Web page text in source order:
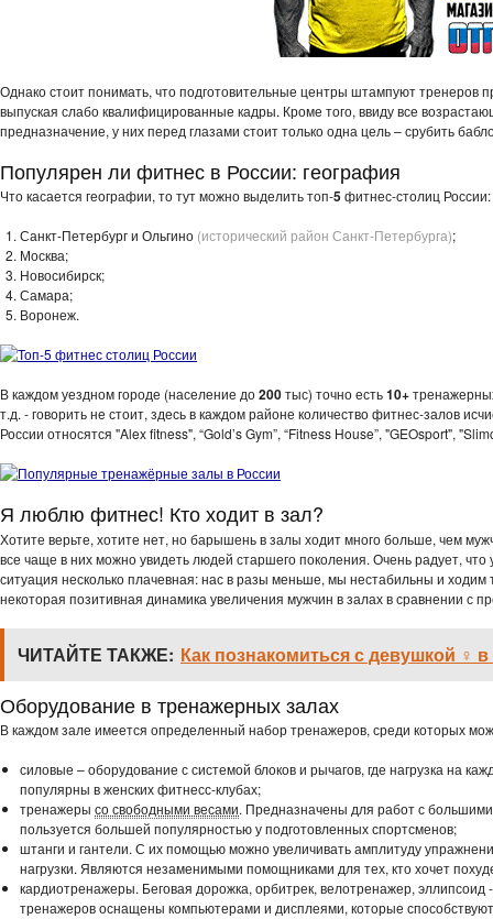
Однако стоит понимать, что подготовительные центры штампуют тренеров
выпуская слабо квалифицированные кадры. Кроме того, ввиду все
предназначение, у них перед глазами стоит только одна цель – срубить
Популярен ли фитнес в России: география
Что касается географии, то тут можно выделить топ-5фитнес-столиц России:
Санкт-Петербург и Ольгино (исторический район Санкт-Петербурга);
Москва;
Новосибирск;
Самара;
Воронеж.
В каждом уездном городе (население до200тыс) точно есть10+
т.д. - говорить не стоит, здесь в каждом районе количество фитнес-залов
России относятся "Alex fitness", “Gold’s Gym”, “Fitness House”, "GEOsport",
Я люблю фитнес! Кто ходит в зал?
Хотите верьте, хотите нет, но барышень в залы ходит много больше, чем
все чаще в них можно увидеть людей старшего поколения. Очень радует,
ситуация несколько плачевная: нас в разы меньше, мы нестабильны и ходим
некоторая позитивная динамика увеличения мужчин в залах в сравнении
ЧИТАЙТЕ ТАКЖЕ: Как познакомиться с девушкой ♀️
Оборудование в тренажерных залах
В каждом зале имеется определенный набор тренажеров, среди которых
силовые – оборудование с системой блоков и рычагов, где нагрузка на
популярны в женских фитнесс-клубах;
тренажеры со свободными весами. Предназначены для работ с
пользуется большей популярностью у подготовленных спортсменов;
штанги и гантели. С их помощью можно увеличивать амплитуду
нагрузки. Являются незаменимыми помощниками для тех, кто хочет
кардиотренажеры. Беговая дорожка, орбитрек, велотренажер,
тренажеров оснащены компьютерами и дисплеями, которые